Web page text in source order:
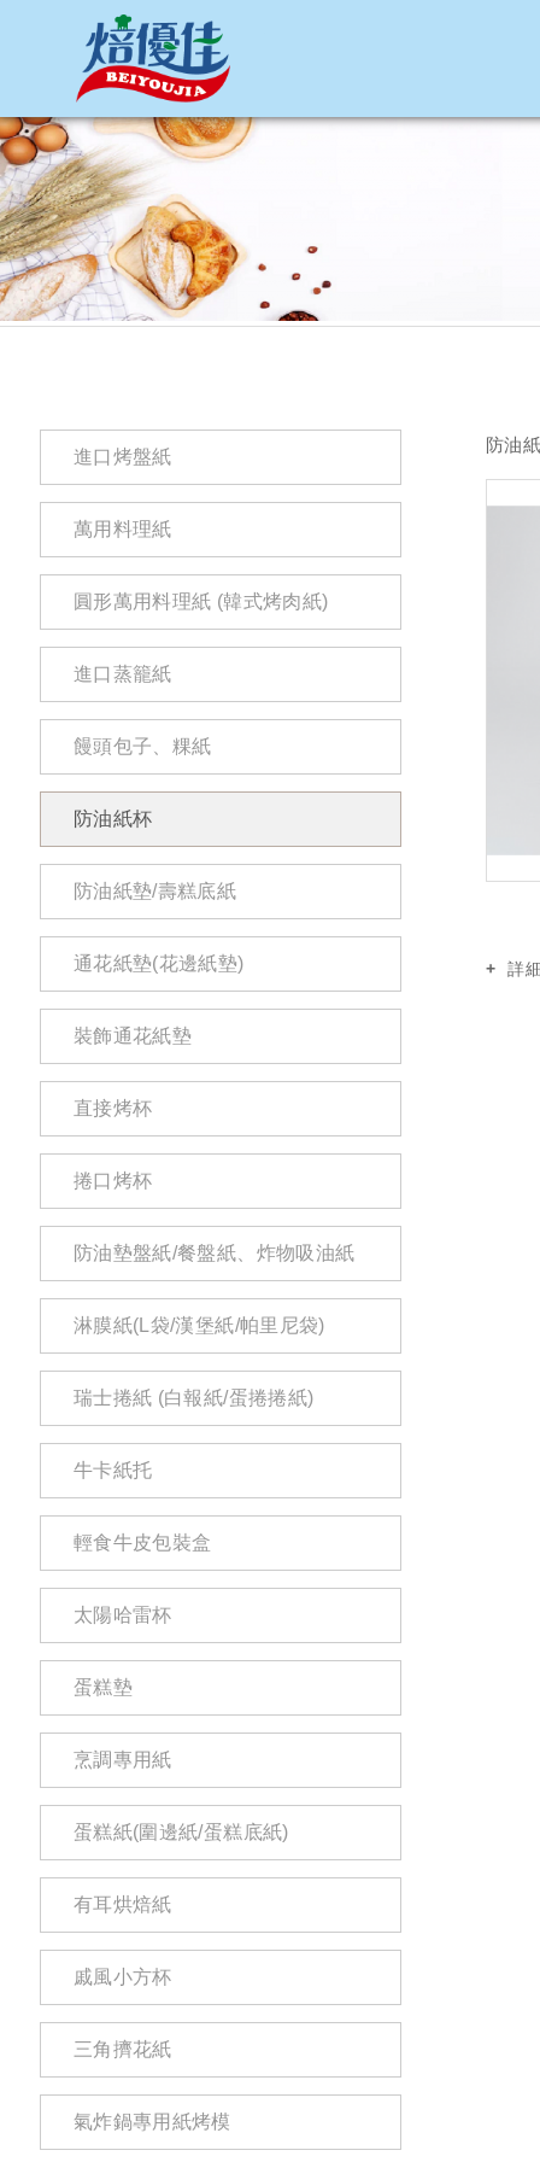
進口烤盤紙
萬用料理紙
圓形萬用料理紙 (韓式烤肉紙)
進口蒸籠紙
饅頭包子、粿紙
防油紙杯
防油紙墊/壽糕底紙
通花紙墊(花邊紙墊)
裝飾通花紙墊
直接烤杯
捲口烤杯
防油墊盤紙/餐盤紙、炸物吸油紙
淋膜紙(L袋/漢堡紙/帕里尼袋)
瑞士捲紙 (白報紙/蛋捲捲紙)
牛卡紙托
輕食牛皮包裝盒
太陽哈雷杯
蛋糕墊
烹調專用紙
蛋糕紙(圍邊紙/蛋糕底紙)
有耳烘焙紙
戚風小方杯
三角擠花紙
氣炸鍋專用紙烤模
防油
詳